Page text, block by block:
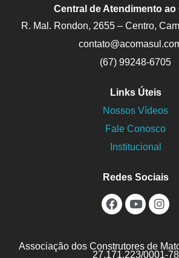
Central de Atendimento ao
R. Mal. Rondon, 2655 – Centro,
(67) 99248-6705
Links Úteis
Nossos Vídeos
Fale Conosco
Institucional
Redes Sociais
Associação dos Construtores de
27.171.223/0001-78
Activate